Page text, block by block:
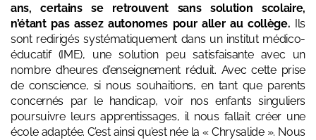
ans, certains se retrouvent sans solution scolaire,
n’étant pas assez autonomes pour aller au collège. Ils
sont redirigés systématiquement dans un institut médico-
éducatif (IME), une solution peu satisfaisante avec un
nombre d’heures d’enseignement réduit. Avec cette prise
de conscience, si nous souhaitions, en tant que parents
concernés par le handicap, voir nos enfants singuliers
poursuivre leurs apprentissages, il nous fallait créer une
école adaptée. C’est ainsi qu’est née la « Chrysalide ». Nous